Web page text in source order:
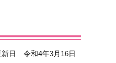
新日 令和4年3月16日